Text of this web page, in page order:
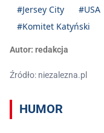
#Jersey City #USA
#Komitet Katyński
Autor: redakcja
Źródło: niezalezna.pl
HUMOR